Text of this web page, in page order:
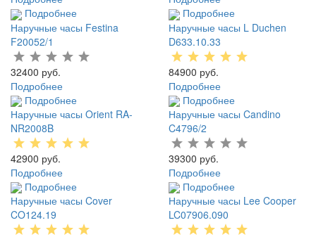
Подробнее
Наручные часы Festina
F20052/1
32400 руб.
Подробнее
Подробнее
Наручные часы L Duchen
D633.10.33
84900 руб.
Подробнее
Подробнее
Наручные часы Orient RA-
NR2008B
42900 руб.
Подробнее
Подробнее
Наручные часы Candino
C4796/2
39300 руб.
Подробнее
Подробнее
Наручные часы Cover
CO124.19
Подробнее
Наручные часы Lee Cooper
LC07906.090